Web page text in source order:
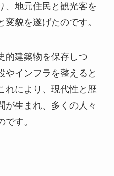
、地元住民と観光客を
貌を遂げたのです。
的建築物を保存しつ
やインフラを整えると
れにより、現代性と歴
が生まれ、多くの人々
す。